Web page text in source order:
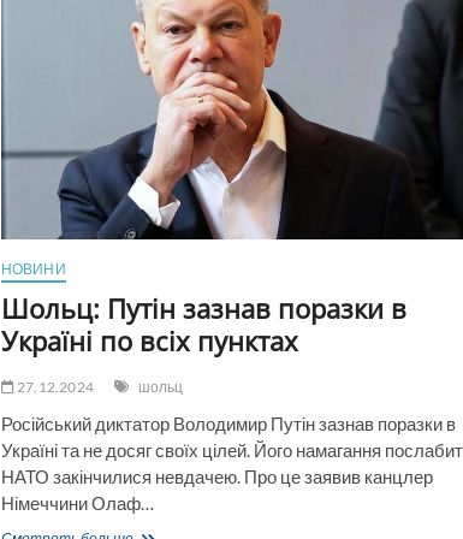
нібито
заборгованість
перед
«Новою
поштою»
і
не
тільки
НОВИНИ
Шольц: Путін зазнав поразки в
Україні по всіх пунктах
27.12.2024 шольц
Російський диктатор Володимир Путін зазнав поразки в
Україні та не досяг своїх цілей. Його намагання
НАТО закінчилися невдачею. Про це заявив канцлер
Німеччини Олаф…